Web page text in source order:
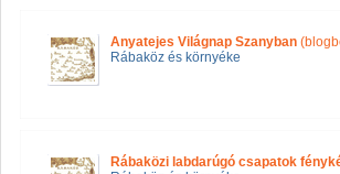
Anyatejes Világnap Szanyban
Rábaköz és környéke
Rábaközi labdarúgó csapatok